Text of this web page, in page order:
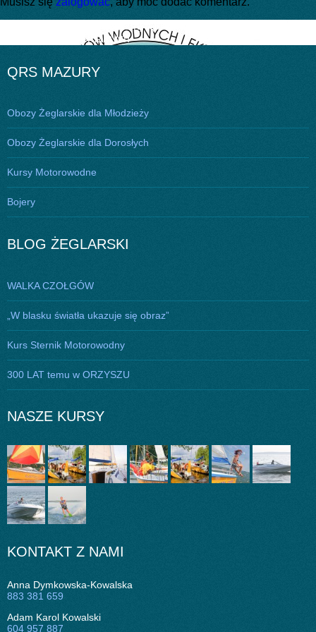
wpisu
20 urodziny QRS MAZURY Szkoły Sportów
Wodnych i Ekstremalnych
QRS MAZURY
Obozy Żeglarskie dla Młodzieży
Obozy Żeglarskie dla Dorosłych
Kursy Motorowodne
Bojery
BLOG ŻEGLARSKI
WALKA CZOŁGÓW
„W blasku światła ukazuje się obraz”
Kurs Sternik Motorowodny
300 LAT temu w ORZYSZU
NASZE KURSY
KONTAKT Z NAMI
Anna Dymkowska-Kowalska
883 381 659
Adam Karol Kowalski
604 957 887